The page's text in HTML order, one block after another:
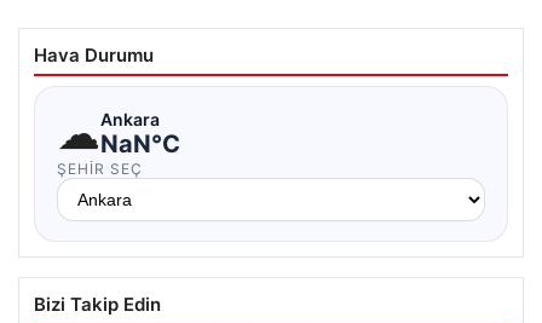
Hava Durumu
☁Ankara
NaN°C
ŞEHIR SEÇ
Bizi Takip Edin